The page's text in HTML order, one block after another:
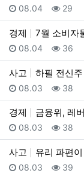
등록일
08.04 조회
29
경제 7월 소비자
등록일
08.04 조회
36
사고 하필 전신
등록일
08.03 조회
38
경제 금융위, 레
등록일
08.03 조회
38
사고 유리 파편
등록일
08.03 조회
39